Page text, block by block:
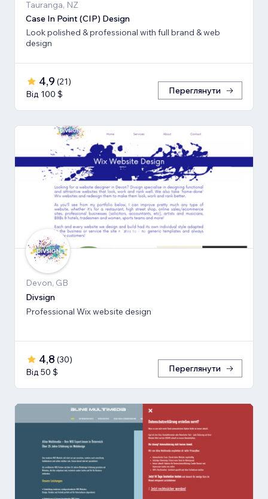
Tauranga, NZ
Case In Point (CIP) Design
Look polished & professional with full brand & web
design
4,9 (21)
Від 100 $
Переглянути
Devon, GB
Divsign
Professional Wix website design
4,8 (30)
Від 50 $
Переглянути